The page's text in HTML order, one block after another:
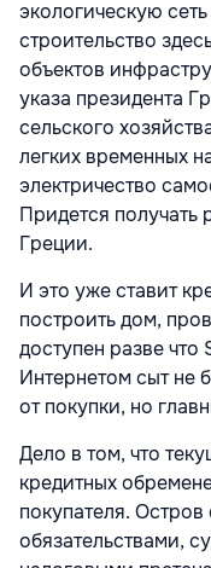
экологическую
строительство
объектов
указа президента
сельского
легких временных
электричество
Придется получать
Греции.
И это уже ставит
построить дом,
доступен разве
Интернетом сыт не
от покупки, но
Дело в том, что
кредитных
покупателя.
обязательствами,